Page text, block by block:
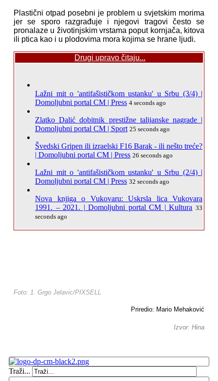
Plastični otpad posebni je problem u svjetskim morima
jer se sporo razgrađuje i njegovi tragovi često se
pronalaze u životinjskim vrstama poput kornjača, kitova
ili ptica kao i u plodovima mora kojima se hrane ljudi.
Drugi upravo čitaju...
Lažni mit o 'antifašističkom ustanku' u Srbu (3/4) |
Domoljubni portal CM | Press 4 seconds ago
Zlatko Dalić dobitnik prestižne talijanske nagrade |
Domoljubni portal CM | Sport 25 seconds ago
Švedski Gripen ili izraelski F16 Barak - ili nešto treće?
| Domoljubni portal CM | Press 26 seconds ago
Lažni mit o 'antifašističkom ustanku' u Srbu (2/4) |
Domoljubni portal CM | Press 32 seconds ago
Nova knjiga o Vukovaru: Uskrsla lica Vukovara
1991. – 2021. | Domoljubni portal CM | Kultura 33
seconds ago
Foto: 1. Grgo Jelavic/PIXSELL
Priredio: Mario Mehaković
Izvor: Hina
Traži...